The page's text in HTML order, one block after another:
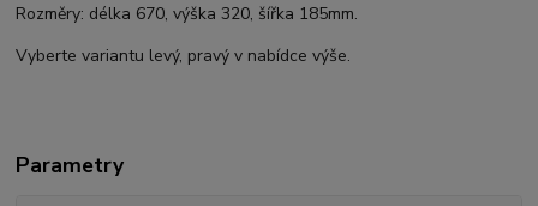
Rozměry: délka 670, výška 320, šířka 185mm.
Vyberte variantu levý, pravý v nabídce výše.
Parametry